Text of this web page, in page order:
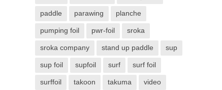
paddle parawing planche
pumping foil pwr-foil sroka
sroka company stand up paddle sup
sup foil supfoil surf surf foil
surffoil takoon takuma video